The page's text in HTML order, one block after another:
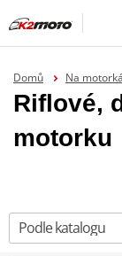
Domů Na
Riflové,
motorku